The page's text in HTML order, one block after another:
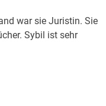
war sie Juristin. Sie
Sybil ist sehr